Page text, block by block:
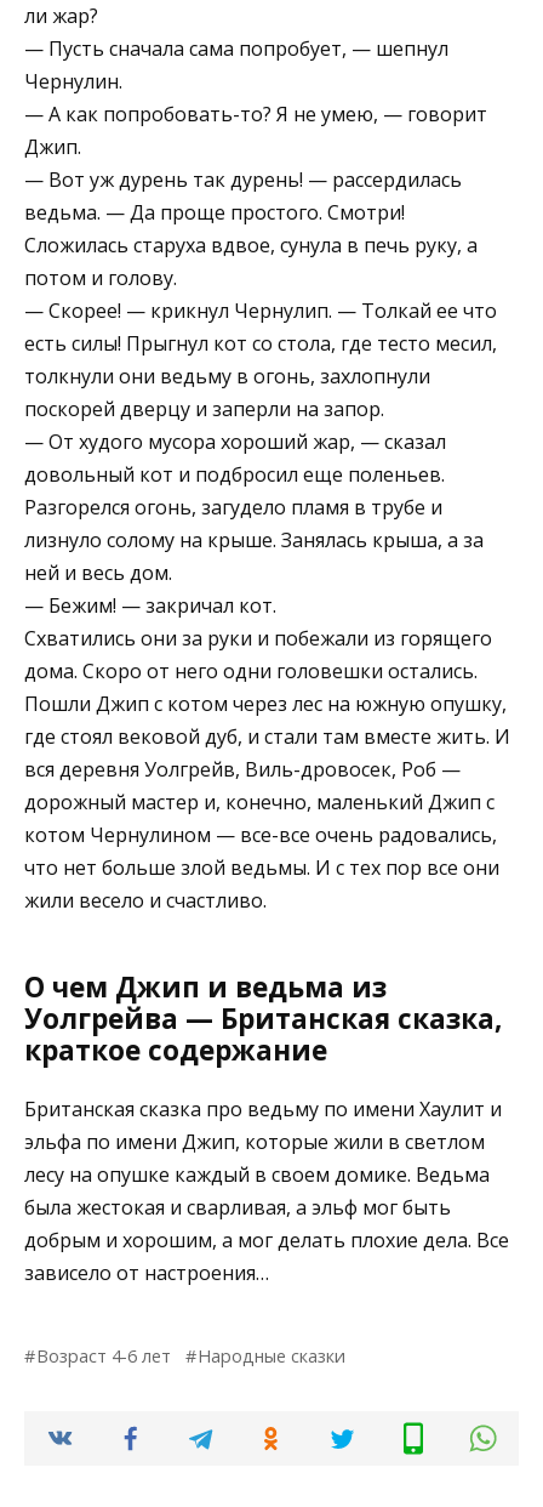
ли жар?
— Пусть сначала сама попробует, — шепнул
Чернулин.
— А как попробовать-то? Я не умею, — говорит
Джип.
— Вот уж дурень так дурень! — рассердилась
ведьма. — Да проще простого. Смотри!
Сложилась старуха вдвое, сунула в печь руку, а
потом и голову.
— Скорее! — крикнул Чернулип. — Толкай ее что
есть силы! Прыгнул кот со стола, где тесто месил,
толкнули они ведьму в огонь, захлопнули
поскорей дверцу и заперли на запор.
— От худого мусора хороший жар, — сказал
довольный кот и подбросил еще поленьев.
Разгорелся огонь, загудело пламя в трубе и
лизнуло солому на крыше. Занялась крыша, а за
ней и весь дом.
— Бежим! — закричал кот.
Схватились они за руки и побежали из горящего
дома. Скоро от него одни головешки остались.
Пошли Джип с котом через лес на южную опушку,
где стоял вековой дуб, и стали там вместе жить. И
вся деревня Уолгрейв, Виль-дровосек, Роб —
дорожный мастер и, конечно, маленький Джип с
котом Чернулином — все-все очень радовались,
что нет больше злой ведьмы. И с тех пор все они
жили весело и счастливо.
О чем Джип и ведьма из
Уолгрейва — Британская сказка,
краткое содержание
Британская сказка про ведьму по имени Хаулит и
эльфа по имени Джип, которые жили в светлом
лесу на опушке каждый в своем домике. Ведьма
была жестокая и сварливая, а эльф мог быть
добрым и хорошим, а мог делать плохие дела. Все
зависело от настроения…
Возраст 4-6 лет Народные сказки